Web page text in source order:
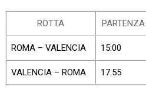
ROTTA PARTENZA
ROMA – VALENCIA 15:00
VALENCIA – ROMA 17:55